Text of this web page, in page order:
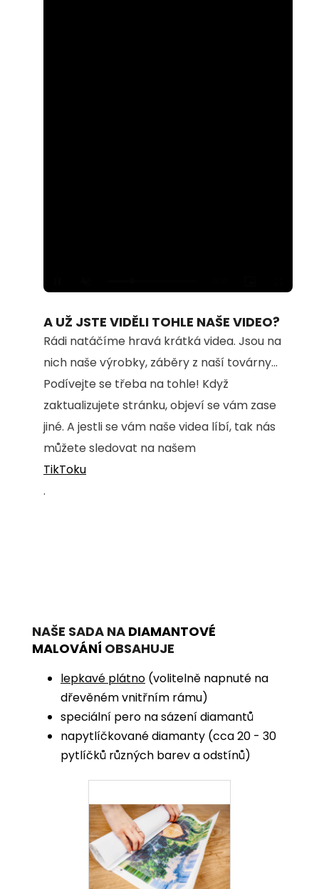
100.00%
A UŽ JSTE VIDĚLI TOHLE NAŠE VIDEO?
Rádi natáčíme hravá krátká videa. Jsou na
nich naše výrobky, záběry z naší továrny...
Podívejte se třeba na tohle! Když
zaktualizujete stránku, objeví se vám zase
jiné. A jestli se vám naše videa líbí, tak nás
můžete sledovat na našem
TikToku
.
NAŠE SADA NA DIAMANTOVÉ
MALOVÁNÍ OBSAHUJE
lepkavé plátno (volitelně napnuté na
dřevěném vnitřním rámu)
speciální pero na sázení diamantů
napytlíčkované diamanty (cca 20 - 30
pytlíčků různých barev a odstínů)